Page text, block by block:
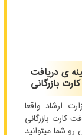
ی دریافت
کارت بازرگانی
ارشاد واقعا
کارت بازرگانی
رو شما میتوانید